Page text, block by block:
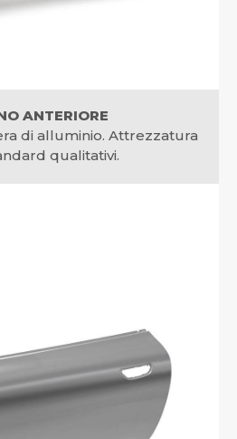
ANTERIORE
di alluminio. Attrezzatura
qualitativi.